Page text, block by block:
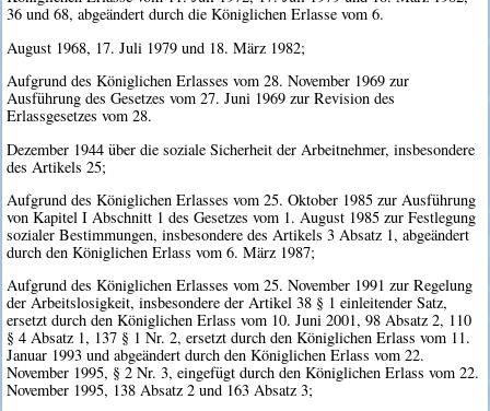
36 und 68, abgeändert durch die Königlichen Erlasse vom 6.
August 1968, 17. Juli 1979 und 18. März 1982;
Aufgrund des Königlichen Erlasses vom 28. November 1969 zur
Ausführung des Gesetzes vom 27. Juni 1969 zur Revision des
Erlassgesetzes vom 28.
Dezember 1944 über die soziale Sicherheit der Arbeitnehmer, insbesondere
des Artikels 25;
Aufgrund des Königlichen Erlasses vom 25. Oktober 1985 zur Ausführung
von Kapitel I Abschnitt 1 des Gesetzes vom 1. August 1985 zur Festlegung
sozialer Bestimmungen, insbesondere des Artikels 3 Absatz 1, abgeändert
durch den Königlichen Erlass vom 6. März 1987;
Aufgrund des Königlichen Erlasses vom 25. November 1991 zur Regelung
der Arbeitslosigkeit, insbesondere der Artikel 38 § 1 einleitender Satz,
ersetzt durch den Königlichen Erlass vom 10. Juni 2001, 98 Absatz 2, 110
§ 4 Absatz 1, 137 § 1 Nr. 2, ersetzt durch den Königlichen Erlass vom 11.
Januar 1993 und abgeändert durch den Königlichen Erlass vom 22.
November 1995, § 2 Nr. 3, eingefügt durch den Königlichen Erlass vom 22.
November 1995, 138 Absatz 2 und 163 Absatz 3;